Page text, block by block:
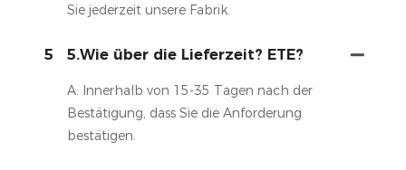
Sie jederzeit unsere Fabrik.
5 5.Wie über die Lieferzeit? ETE?
A: Innerhalb von 15-35 Tagen nach der
Bestätigung, dass Sie die Anforderung
bestätigen.